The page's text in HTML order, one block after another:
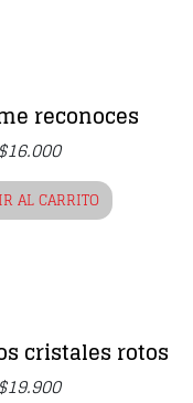
reconoces
16.000
AL CARRITO
cristales rotos
19.900